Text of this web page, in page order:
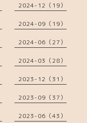
2024-12（19）
2024-09（19）
2024-06（27）
2024-03（28）
2023-12（31）
2023-09（37）
2023-06（43）